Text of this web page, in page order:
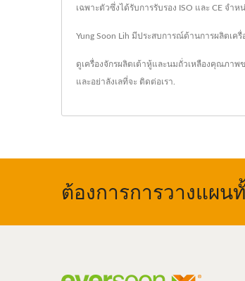
เฉพาะตัวซึ่งได้รับการรับรอง ISO และ CE จำ
Yung Soon Lih มีประสบการณ์ด้านการผลิตเค
ดูเครื่องจักรผลิตเต้าหู้และนมถั่วเหลืองคุณภาพข
และอย่าลังเลที่จะ ติดต่อเรา
ต้องการการวางแผน